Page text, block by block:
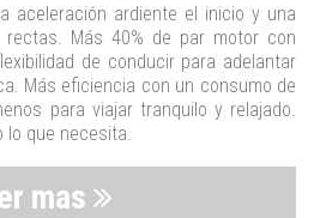
aceleración ardiente el inicio y una
Más 40% de par motor con
de conducir para adelantar
Más eficiencia con un consumo de
para viajar tranquilo y relajado.
lo que necesita.
mas